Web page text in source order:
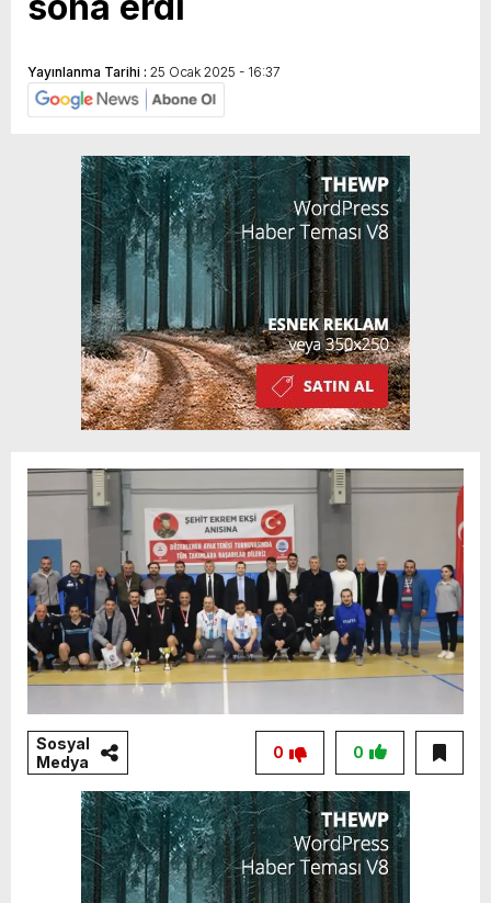
Yayınlanma Tarihi : 25 Ocak 2025 - 16:37
Sosyal
Medya
0
0